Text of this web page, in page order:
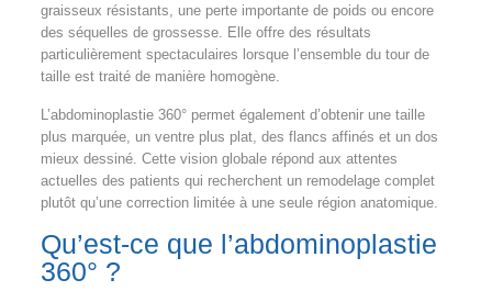
graisseux résistants, une perte importante de poids ou encore
des séquelles de grossesse. Elle offre des résultats
particulièrement spectaculaires lorsque l’ensemble du tour de
taille est traité de manière homogène.
L’abdominoplastie 360° permet également d’obtenir une taille
plus marquée, un ventre plus plat, des flancs affinés et un dos
mieux dessiné. Cette vision globale répond aux attentes
actuelles des patients qui recherchent un remodelage complet
plutôt qu’une correction limitée à une seule région anatomique.
Qu’est-ce que l’abdominoplastie
360° ?